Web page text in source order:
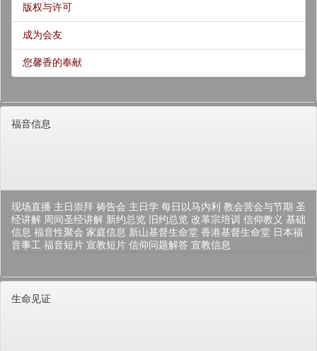
版权与许可
成为会友
您馨香的奉献
福音信息
现场直播 主日崇拜 祷告会 主日学 每日以马内利 教会营会与节期 圣
经讲解 周间圣经讲解 新约总览 旧约总览 改革宗培训 信仰教义 基础
信息 福音性聚会 家庭信息 新山基督生命堂 香港基督生命堂 日本福
音事工 福音短片 宣教短片 信仰问题解答 宣教信息
生命见证